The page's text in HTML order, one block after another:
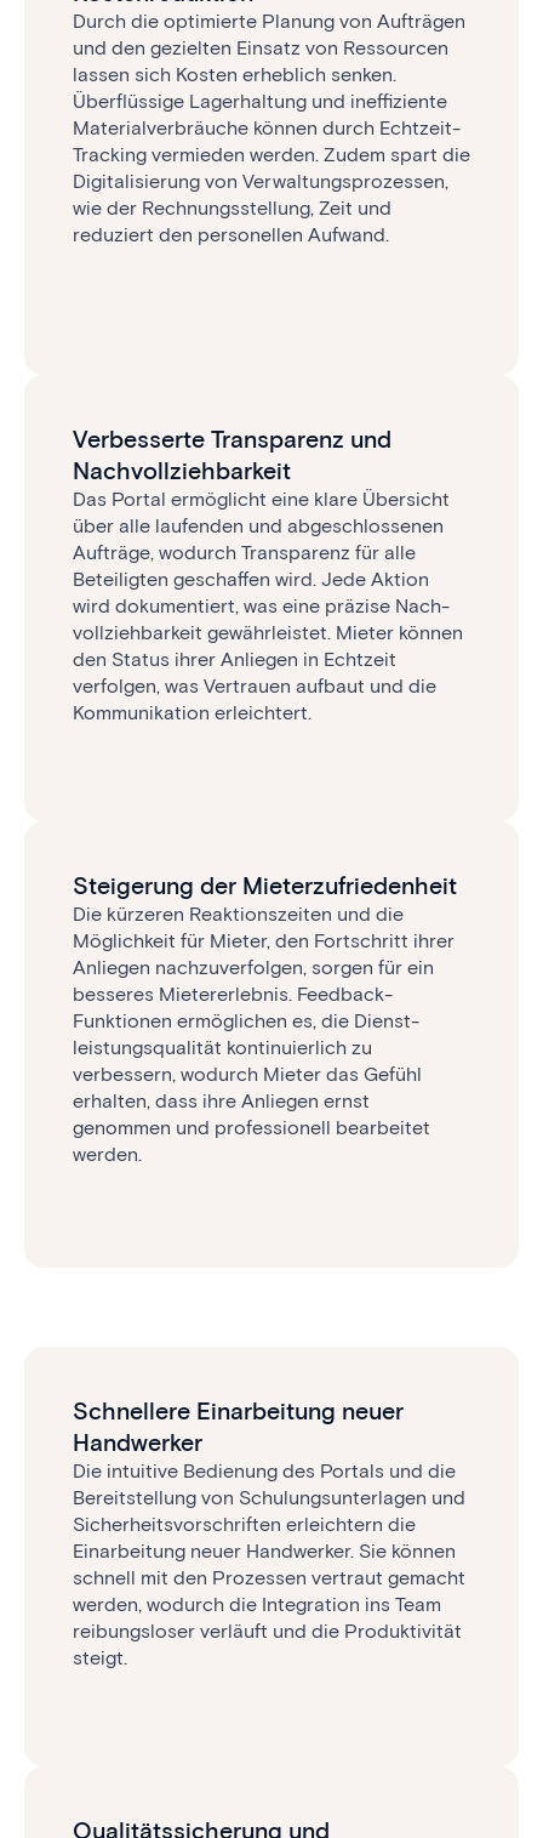
Durch die optimierte Planung von Aufträgen
und den gezielten Einsatz von Ressourcen
lassen sich Kosten erheblich senken.
Überflüssige Lagerhaltung und ineffiziente
Materialverbräuche können durch Echtzeit-
Tracking vermieden werden. Zudem spart die
Digitalisierung von Verwaltungsprozessen,
wie der Rechnungsstellung, Zeit und
reduziert den personellen Aufwand.
Verbesserte Transparenz und
Nachvollziehbarkeit
Das Portal ermöglicht eine klare Übersicht
über alle laufenden und abgeschlossenen
Aufträge, wodurch Transparenz für alle
Beteiligten geschaffen wird. Jede Aktion
wird dokumentiert, was eine präzise Nach­
voll­zieh­bar­keit gewährleistet. Mieter können
den Status ihrer Anliegen in Echtzeit
verfolgen, was Vertrauen aufbaut und die
Kommunikation erleichtert.
Steigerung der Mieterzufriedenheit
Die kürzeren Reaktionszeiten und die
Möglichkeit für Mieter, den Fortschritt ihrer
Anliegen nachzuverfolgen, sorgen für ein
besseres Mietererlebnis. Feedback-
Funktionen ermöglichen es, die Dienst­
leistungs­qualität kontinuierlich zu
verbessern, wodurch Mieter das Gefühl
erhalten, dass ihre Anliegen ernst
genommen und professionell bearbeitet
werden.
Schnellere Einarbeitung neuer
Handwerker
Die intuitive Bedienung des Portals und die
Bereitstellung von Schulungs­unterlagen und
Sicherheits­vorschriften erleichtern die
Einarbeitung neuer Handwerker. Sie können
schnell mit den Prozessen vertraut gemacht
werden, wodurch die Integration ins Team
reibungsloser verläuft und die Produktivität
steigt.
Qualitätssicherung und